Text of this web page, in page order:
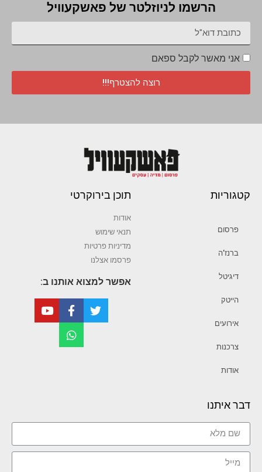
הרשמו לניוזלטר של פאשקעוויל
אני מאשר לקבל ספאם
רוצה להצטרף!!!
קטגוריות
פרסום
ברנז’ה
דיגיטל
הייטק
אירועים
צרכנות
אודות
תוכן בירוקרטי
אודות
תנאי שימוש
מדיניות פרטיות
פרסמו אצלנו
אפשר למצוא אותנו ב:
דבר איתנו